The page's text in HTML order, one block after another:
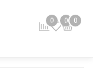
0 0 0